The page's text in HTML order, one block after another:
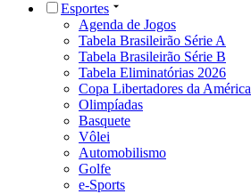
Esportes
Agenda de Jogos
Tabela Brasileirão Série A
Tabela Brasileirão Série B
Tabela Eliminatórias 2026
Copa Libertadores da América
Olimpíadas
Basquete
Vôlei
Automobilismo
Golfe
e-Sports